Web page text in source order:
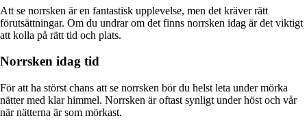
Att se norrsken är en fantastisk upplevelse, men det kräver rätt
förutsättningar. Om du undrar om det finns norrsken idag är det viktigt
att kolla på rätt tid och plats.
Norrsken idag tid
För att ha störst chans att se norrsken bör du helst leta under mörka
nätter med klar himmel. Norrsken är oftast synligt under höst och vår
när nätterna är som mörkast.